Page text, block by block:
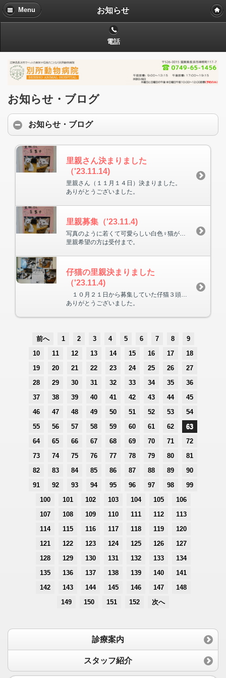
Menu お知らせ
電話
お知らせ・ブログ
お知らせ・ブログ
里親さん決まりました
（'23.11.14)
里親さん（１１月１４日）決まりました。
ありがとうございました。
里親募集（'23.11.4)
里親希望の方は受付まで。
仔猫の里親決まりました
（'23.11.4)
ありがとうございました。
前へ 1 2 3 4 5 6 7 8
9
10
11 12 13 14 15 16 17
18
19
20 21 22 23 24 25 26
27
28
29 30 31 32 33 34 35
36
37
38 39 40 41 42 43 44
45
46
47 48 49 50 51 52 53
54
55
56 57 58 59 60 61 62
63
64
65 66 67 68 69 70 71
72
73
74 75 76 77 78 79 80
81
82
83 84 85 86 87 88 89
90
91
92 93 94 95 96 97 98
99
100
101 102 103 104 105
106
107
108 109 110 111 112
113
114
115 116 117 118 119
120
121
122 123 124 125 126
127
128
129 130 131 132 133
134
135
136 137 138 139 140
141
142
143 144 145 146 147
148
149
150 151 152 次へ
診療案内
スタッフ紹介